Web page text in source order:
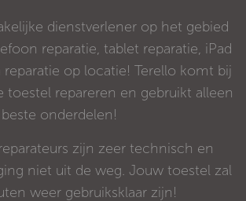
dienstverlener op het gebied
reparatie, tablet reparatie, iPad
reparatie op locatie! Terello komt bij
toestel repareren en gebruikt alleen
onderdelen!
zijn zeer technisch en
niet uit de weg. Jouw toestel zal
weer gebruiksklaar zijn!